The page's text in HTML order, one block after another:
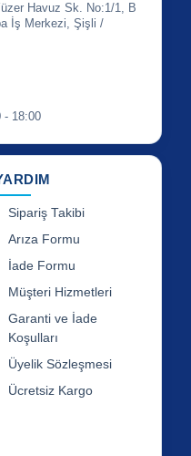
Havuz Sk. No:1/1, B
İş Merkezi, Şişli /
- 18:00
Sipariş Takibi
Arıza Formu
İade Formu
Müşteri Hizmetleri
Garanti ve İade
Koşulları
Üyelik Sözleşmesi
Ücretsiz Kargo